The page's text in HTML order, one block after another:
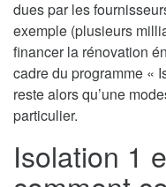
dues par les
exemple (plusieurs
financer la rénovation
cadre du programme «
reste alors qu’une
particulier.
Isolation 1